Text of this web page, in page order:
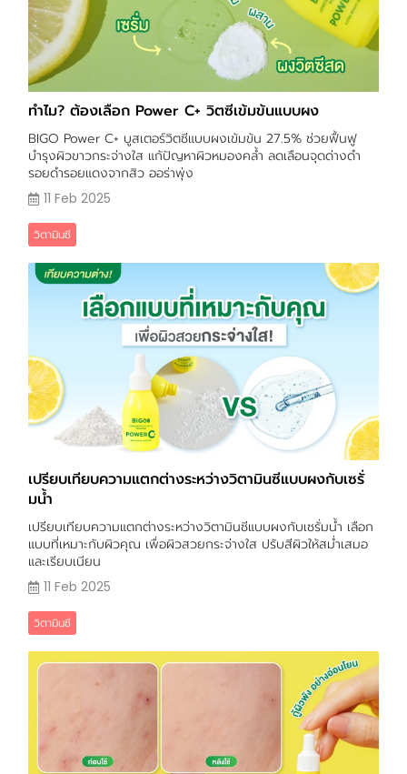
ทำไม? ต้องเลือก Power C+ วิตซีเข้มข้นแบบผง
BIGO Power C+ บูสเตอร์วิตซีแบบผงเข้มข้น 27.5% ช่วยฟื้นฟู
บำรุงผิวขาวกระจ่างใส แก้ปัญหาผิวหมองคล้ำ ลดเลือนจุดด่างดำ
รอยดำรอยแดงจากสิว ออร่าพุ่ง
11 Feb 2025
วิตามินซี
เปรียบเทียบความแตกต่างระหว่างวิตามินซีแบบผงกับเซรั่
มน้ำ
เปรียบเทียบความแตกต่างระหว่างวิตามินซีแบบผงกับเซรั่มน้ำ เลือก
แบบที่เหมาะกับผิวคุณ เพื่อผิวสวยกระจ่างใส ปรับสีผิวให้สม่ำเสมอ
และเรียบเนียน
11 Feb 2025
วิตามินซี